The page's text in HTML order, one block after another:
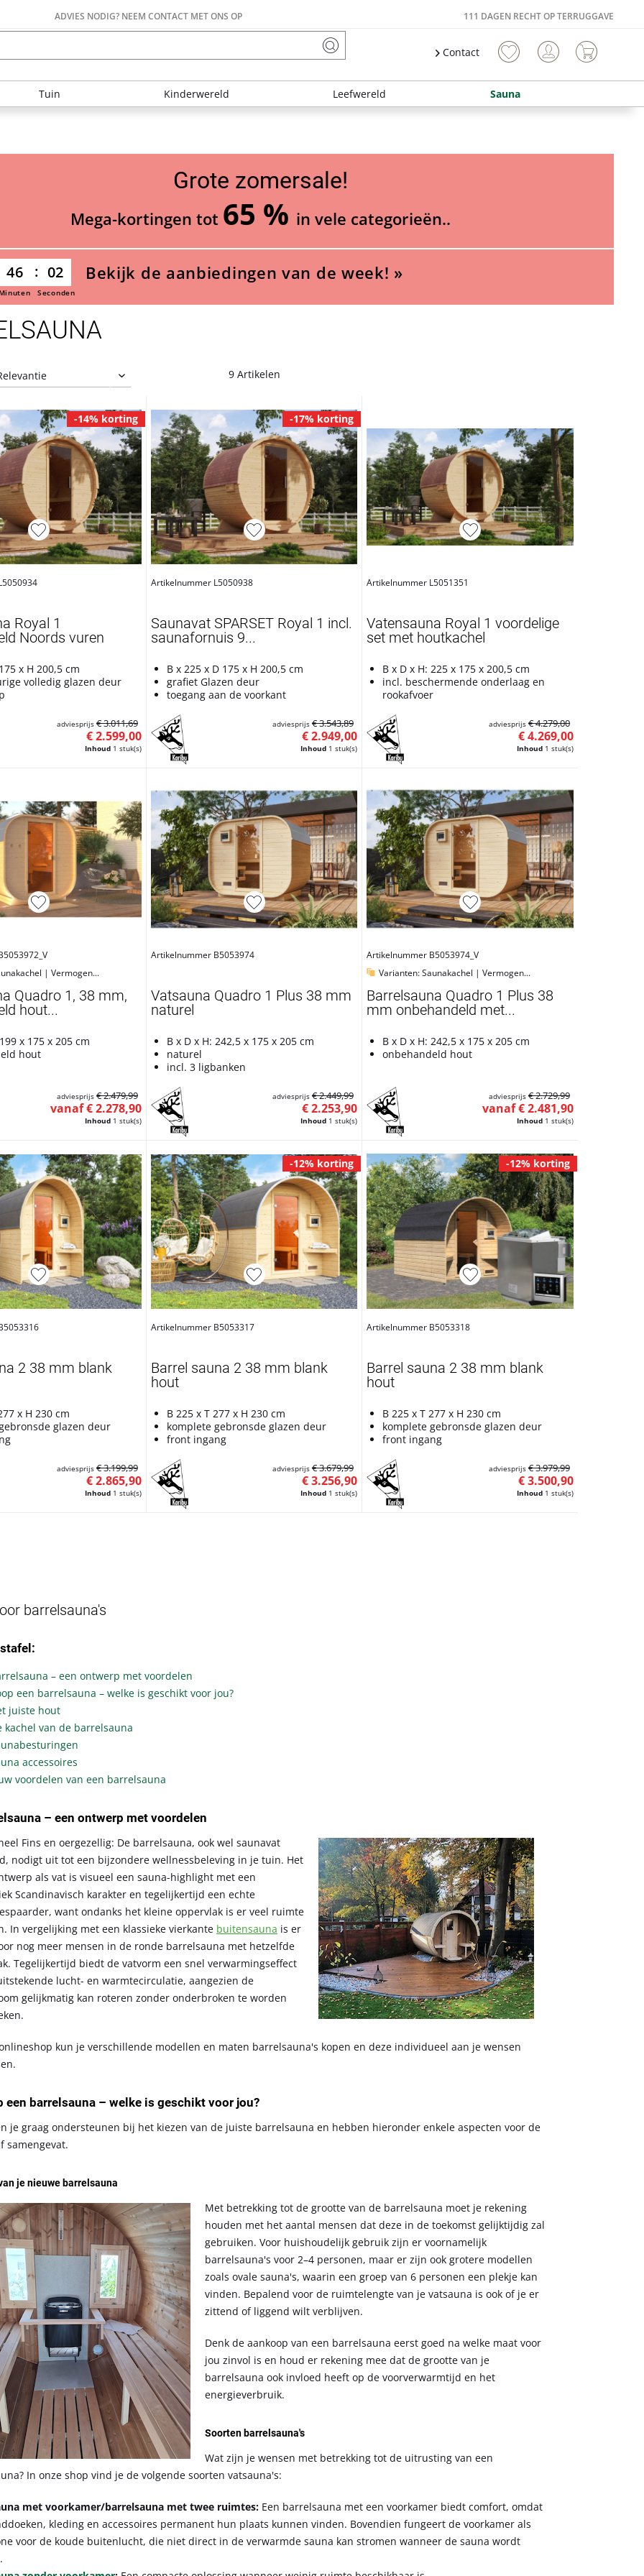
ADVIES NODIG? NEEM CONTACT MET ONS OP 111 DAGEN RECHT OP TERRUGGAVE
Contact
Tuin Kinderwereld Leefwereld Sauna
Grote zomersale!
Mega-kortingen tot 65 % in vele categorieën..
46 01
Minuten Seconden
Bekijk de aanbiedingen van de week! »
9 Artikelen
-14% korting
Royal 1
Noords vuren
x H 200,5 cm
volledig glazen deur
Inhoud 1 stuk(s)
€ 2.599,00
adviesprijs € 3.011,69
-17% korting
Artikelnummer L5050938
Saunavat SPARSET Royal 1 incl.
saunafornuis 9...
B x 225 x D 175 x H 200,5 cm
grafiet Glazen deur
toegang aan de voorkant
Inhoud 1 stuk(s)
€ 2.949,00
adviesprijs € 3.543,89
Artikelnummer L5051351
Vatensauna Royal 1 voordelige
set met houtkachel
B x D x H: 225 x 175 x 200,5 cm
incl. beschermende onderlaag en
rookafvoer
Inhoud 1 stuk(s)
€ 4.269,00
adviesprijs € 4.279,00
| Vermogen...
Quadro 1, 38 mm,
hout...
x 175 x 205 cm
hout
Inhoud 1 stuk(s)
vanaf € 2.278,90
adviesprijs € 2.479,99
Artikelnummer B5053974
Vatsauna Quadro 1 Plus 38 mm
naturel
B x D x H: 242,5 x 175 x 205 cm
naturel
incl. 3 ligbanken
Inhoud 1 stuk(s)
€ 2.253,90
adviesprijs € 2.449,99
Artikelnummer B5053974_V
Varianten: Saunakachel | Vermogen...
Barrelsauna Quadro 1 Plus 38
mm onbehandeld met...
B x D x H: 242,5 x 175 x 205 cm
onbehandeld hout
Inhoud 1 stuk(s)
vanaf € 2.481,90
adviesprijs € 2.729,99
2 38 mm blank
x H 230 cm
glazen deur
Inhoud 1 stuk(s)
€ 2.865,90
adviesprijs € 3.199,99
-12% korting
Artikelnummer B5053317
Barrel sauna 2 38 mm blank
hout
B 225 x T 277 x H 230 cm
komplete gebronsde glazen deur
front ingang
Inhoud 1 stuk(s)
€ 3.256,90
adviesprijs € 3.679,99
-12% korting
Artikelnummer B5053318
Barrel sauna 2 38 mm blank
hout
B 225 x T 277 x H 230 cm
komplete gebronsde glazen deur
front ingang
Inhoud 1 stuk(s)
€ 3.500,90
adviesprijs € 3.979,99
barrelsauna's
– een ontwerp met voordelen
een barrelsauna – welke is geschikt voor jou?
juiste hout
kachel van de barrelsauna
accessoires
voordelen van een barrelsauna
– een ontwerp met voordelen
Fins en oergezellig: De barrelsauna, ook wel saunavat
nodigt uit tot een bijzondere wellnessbeleving in je tuin. Het
als vat is visueel een sauna-highlight met een
Scandinavisch karakter en tegelijkertijd een echte
want ondanks het kleine oppervlak is er veel ruimte
In vergelijking met een klassieke vierkante buitensauna is er
nog meer mensen in de ronde barrelsauna met hetzelfde
Tegelijkertijd biedt de vatvorm een snel verwarmingseffect
lucht- en warmtecirculatie, aangezien de
gelijkmatig kan roteren zonder onderbroken te worden
kun je verschillende modellen en maten barrelsauna's kopen en deze individueel aan je wensen
een barrelsauna – welke is geschikt voor jou?
je graag ondersteunen bij het kiezen van de juiste barrelsauna en hebben hieronder enkele aspecten voor de
samengevat.
je nieuwe barrelsauna
Met betrekking tot de grootte van de barrelsauna moet je rekening
houden met het aantal mensen dat deze in de toekomst gelijktijdig zal
gebruiken. Voor huishoudelijk gebruik zijn er voornamelijk
barrelsauna's voor 2–4 personen, maar er zijn ook grotere modellen
zoals ovale sauna's, waarin een groep van 6 personen een plekje kan
vinden. Bepalend voor de ruimtelengte van je vatsauna is ook of je er
zittend of liggend wilt verblijven.
Denk de aankoop van een barrelsauna eerst goed na welke maat voor
jou zinvol is en houd er rekening mee dat de grootte van je
barrelsauna ook invloed heeft op de voorverwarmtijd en het
energieverbruik.
Soorten barrelsauna's
Wat zijn je wensen met betrekking tot de uitrusting van een
In onze shop vind je de volgende soorten vatsauna's:
met voorkamer/barrelsauna met twee ruimtes: Een barrelsauna met een voorkamer biedt comfort, omdat
kleding en accessoires permanent hun plaats kunnen vinden. Bovendien fungeert de voorkamer als
voor de koude buitenlucht, die niet direct in de verwarmde sauna kan stromen wanneer de sauna wordt